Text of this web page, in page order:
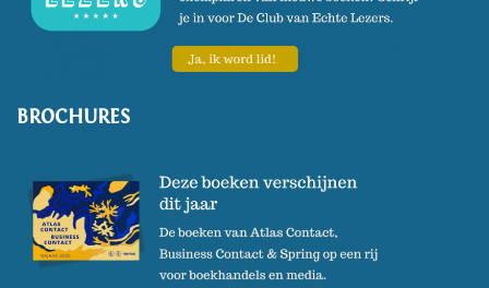
BROCHURES